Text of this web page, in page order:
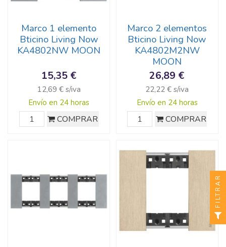
Marco 1 elemento
Bticino Living Now
KA4802NW MOON
15,35 €
12,69 € s/iva
Envío en 24 horas
COMPRAR
Marco 2 elementos
Bticino Living Now
KA4802M2NW
MOON
26,89 €
22,22 € s/iva
Envío en 24 horas
COMPRAR
FILTRAR